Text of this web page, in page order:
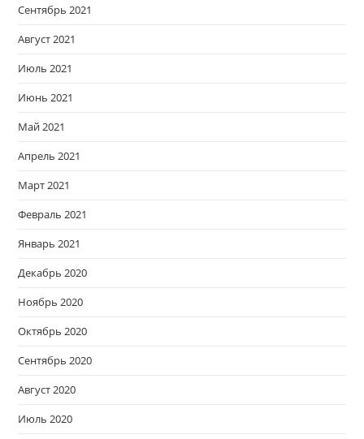
Сентябрь 2021
Август 2021
Июль 2021
Июнь 2021
Май 2021
Апрель 2021
Март 2021
Февраль 2021
Январь 2021
Декабрь 2020
Ноябрь 2020
Октябрь 2020
Сентябрь 2020
Август 2020
Июль 2020